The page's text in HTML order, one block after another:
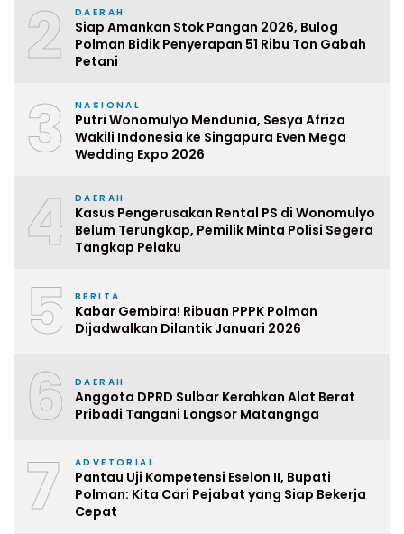
2 DAERAH
Siap Amankan Stok Pangan 2026, Bulog
Polman Bidik Penyerapan 51 Ribu Ton Gabah
Petani
3 NASIONAL
Putri Wonomulyo Mendunia, Sesya Afriza
Wakili Indonesia ke Singapura Even Mega
Wedding Expo 2026
4 DAERAH
Kasus Pengerusakan Rental PS di Wonomulyo
Belum Terungkap, Pemilik Minta Polisi Segera
Tangkap Pelaku
5 BERITA
Kabar Gembira! Ribuan PPPK Polman
Dijadwalkan Dilantik Januari 2026
6 DAERAH
Anggota DPRD Sulbar Kerahkan Alat Berat
Pribadi Tangani Longsor Matangnga
7 ADVETORIAL
Pantau Uji Kompetensi Eselon II, Bupati
Polman: Kita Cari Pejabat yang Siap Bekerja
Cepat